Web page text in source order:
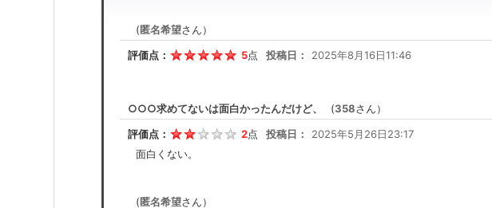
(匿名希望さん）
評価点：
5点 投稿日： 2025年8月16日11:46
○○○求めてないは面白かったんだけど、 (358さん）
評価点：
2点 投稿日：
2025年5月26日23:17
面白くない。
(匿名希望さん）